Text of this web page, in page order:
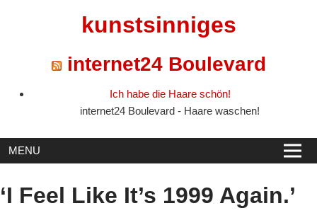
kunstsinniges
internet24 Boulevard
Ich habe die Haare schön!
internet24 Boulevard - Haare waschen!
MENU
‘I Feel Like It’s 1999 Again.’